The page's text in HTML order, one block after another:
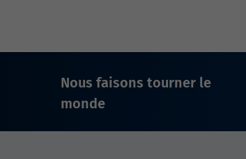
Nous faisons tourner le
monde